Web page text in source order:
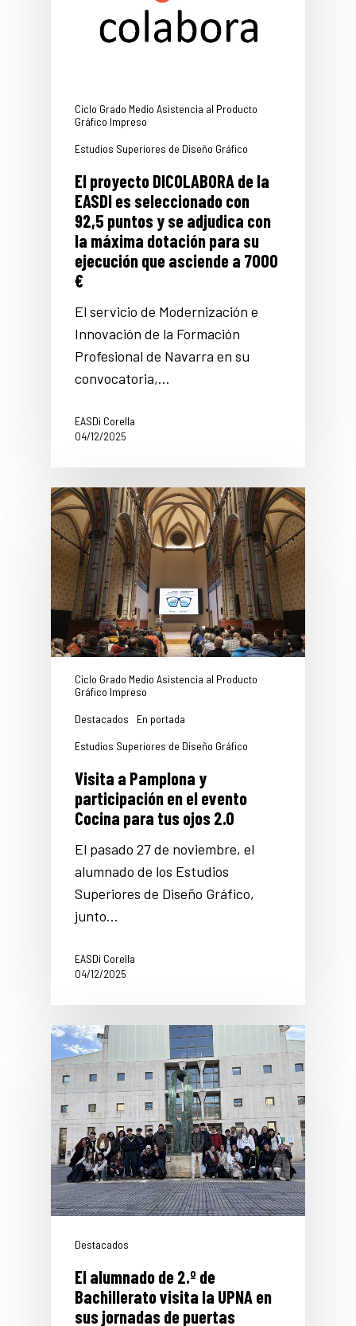
Ciclo Grado Medio Asistencia al Producto
Gráfico Impreso
Estudios Superiores de Diseño Gráfico
El proyecto DICOLABORA de la
EASDI es seleccionado con
92,5 puntos y se adjudica con
la máxima dotación para su
ejecución que asciende a 7000
€
El servicio de Modernización e
Innovación de la Formación
Profesional de Navarra en su
convocatoria,…
EASDi Corella
04/12/2025
Ciclo Grado Medio Asistencia al Producto
Gráfico Impreso
Destacados
En portada
Estudios Superiores de Diseño Gráfico
Visita a Pamplona y
participación en el evento
Cocina para tus ojos 2.0
El pasado 27 de noviembre, el
alumnado de los Estudios
Superiores de Diseño Gráfico,
junto…
EASDi Corella
04/12/2025
Destacados
El alumnado de 2.º de
Bachillerato visita la UPNA en
sus jornadas de puertas